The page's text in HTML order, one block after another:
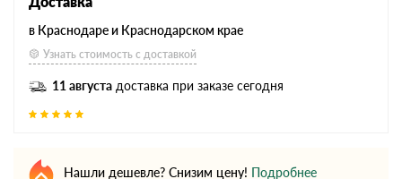
в Краснодаре и Краснодарском крае
Узнать стоимость с доставкой
11 августа доставка при заказе сегодня
Нашли дешевле? Снизим цену! Подробнее